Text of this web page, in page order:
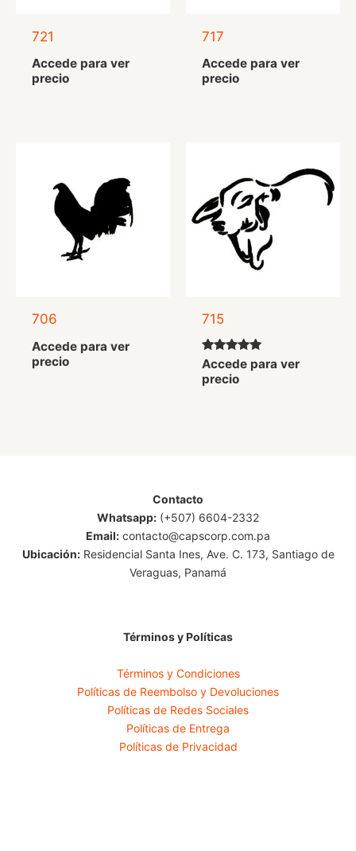
721
Accede para ver
precio
717
Accede para ver
precio
706
Accede para ver
precio
715
Valorado
con
5.00
Accede para ver
precio
Contacto
Whatsapp: (+507) 6604-2332
Email: contacto@capscorp.com.pa
Ubicación:Residencial Santa Ines, Ave. C. 173, Santiago de
Veraguas, Panamá
Términos y Políticas
Términos y Condiciones
Políticas de Reembolso y Devoluciones
Políticas de Redes Sociales
Políticas de Entrega
Políticas de Privacidad